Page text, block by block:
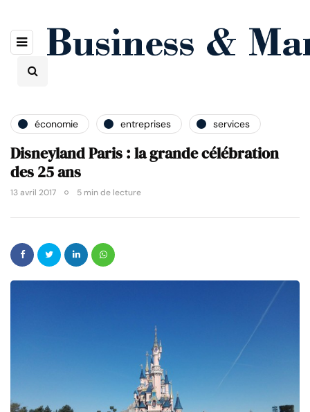
économie entreprises services
Disneyland Paris : la grande célébration
des 25 ans
13 avril 2017 5 min de lecture